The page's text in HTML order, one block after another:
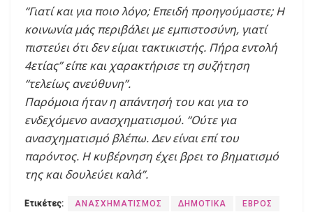
“Γιατί και για ποιο λόγο; Επειδή προηγούμαστε; Η
κοινωνία μάς περιβάλει με εμπιστοσύνη, γιατί
πιστεύει ότι δεν είμαι τακτικιστής. Πήρα εντολή
4ετίας” είπε και χαρακτήρισε τη συζήτηση
“τελείως ανεύθυνη”.
Παρόμοια ήταν η απάντησή του και για το
ενδεχόμενο ανασχηματισμού. “Ούτε για
ανασχηματισμό βλέπω. Δεν είναι επί του
παρόντος. Η κυβέρνηση έχει βρει το βηματισμό
της και δουλεύει καλά”.
Ετικέτες: ΑΝΑΣΧΗΜΑΤΙΣΜΟΣ ΔΗΜΟΤΙΚΑ ΕΒΡΟΣ